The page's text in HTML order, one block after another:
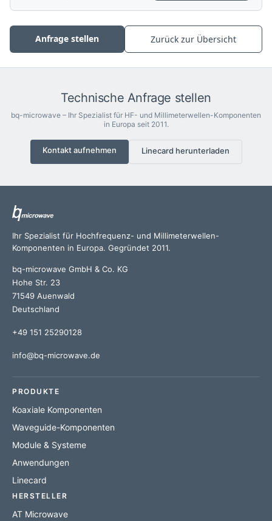
Anfrage stellen Zurück zur Übersicht
Technische Anfrage stellen
bq-microwave – Ihr Spezialist für HF- und Millimeterwellen-Komponenten
in Europa seit 2011.
Kontakt aufnehmen Linecard herunterladen
Ihr Spezialist für Hochfrequenz- und Millimeterwellen-
Komponenten in Europa. Gegründet 2011.
bq-microwave GmbH & Co. KG
Hohe Str. 23
71549 Auenwald
Deutschland
+49 151 25290128
info@bq-microwave.de
PRODUKTE
Koaxiale Komponenten
Waveguide-Komponenten
Module & Systeme
Anwendungen
Linecard
HERSTELLER
AT Microwave